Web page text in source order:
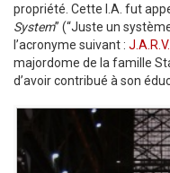
propriété. Cette I.A. fut
System” (“Juste un
l’acronyme suivant :
majordome de la famille
d’avoir contribué à son